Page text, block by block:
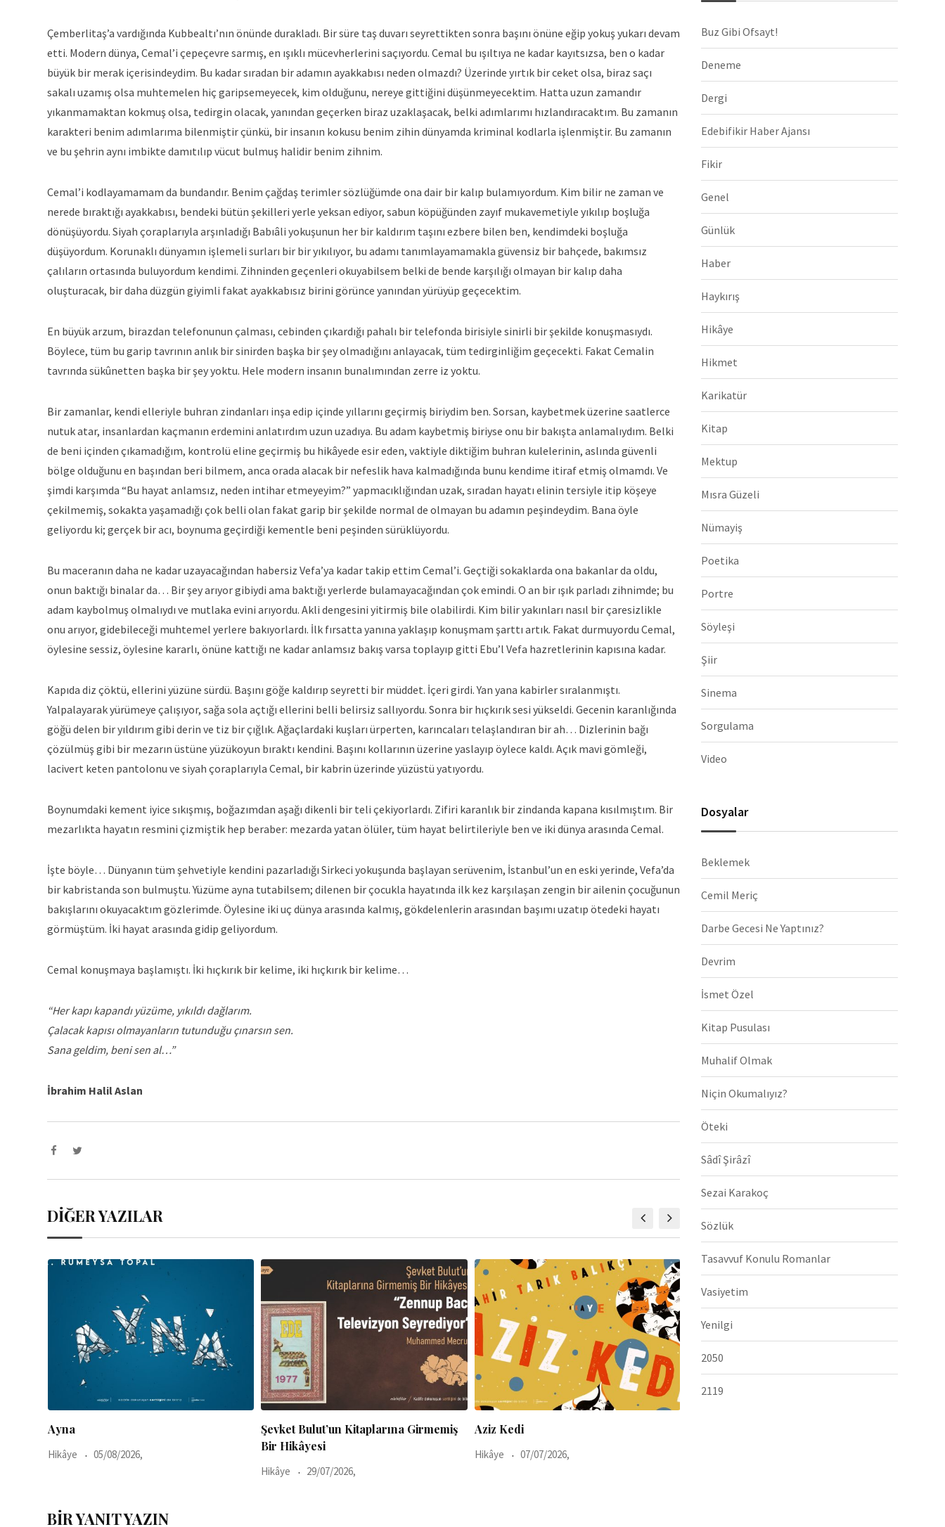
Çemberlitaş’a vardığında Kubbealtı’nın önünde durakladı. Bir süre taş duvarı seyrettikten sonra başını önüne eğip yokuş yukarı devam
etti. Modern dünya, Cemal’i çepeçevre sarmış, en ışıklı mücevherlerini saçıyordu. Cemal bu ışıltıya ne kadar kayıtsızsa, ben o kadar
büyük bir merak içerisindeydim. Bu kadar sıradan bir adamın ayakkabısı neden olmazdı? Üzerinde yırtık bir ceket olsa, biraz saçı
sakalı uzamış olsa muhtemelen hiç garipsemeyecek, kim olduğunu, nereye gittiğini düşünmeyecektim. Hatta uzun zamandır
yıkanmamaktan kokmuş olsa, tedirgin olacak, yanından geçerken biraz uzaklaşacak, belki adımlarımı hızlandıracaktım. Bu zamanın
karakteri benim adımlarıma bilenmiştir çünkü, bir insanın kokusu benim zihin dünyamda kriminal kodlarla işlenmiştir. Bu zamanın
ve bu şehrin aynı imbikte damıtılıp vücut bulmuş halidir benim zihnim.
Cemal’i kodlayamamam da bundandır. Benim çağdaş terimler sözlüğümde ona dair bir kalıp bulamıyordum. Kim bilir ne zaman ve
nerede bıraktığı ayakkabısı, bendeki bütün şekilleri yerle yeksan ediyor, sabun köpüğünden zayıf mukavemetiyle yıkılıp boşluğa
dönüşüyordu. Siyah çoraplarıyla arşınladığı Babıâli yokuşunun her bir kaldırım taşını ezbere bilen ben, kendimdeki boşluğa
düşüyordum. Korunaklı dünyamın işlemeli surları bir bir yıkılıyor, bu adamı tanımlayamamakla güvensiz bir bahçede, bakımsız
çalıların ortasında buluyordum kendimi. Zihninden geçenleri okuyabilsem belki de bende karşılığı olmayan bir kalıp daha
oluşturacak, bir daha düzgün giyimli fakat ayakkabısız birini görünce yanından yürüyüp geçecektim.
En büyük arzum, birazdan telefonunun çalması, cebinden çıkardığı pahalı bir telefonda birisiyle sinirli bir şekilde konuşmasıydı.
Böylece, tüm bu garip tavrının anlık bir sinirden başka bir şey olmadığını anlayacak, tüm tedirginliğim geçecekti. Fakat Cemalin
tavrında sükûnetten başka bir şey yoktu. Hele modern insanın bunalımından zerre iz yoktu.
Bir zamanlar, kendi elleriyle buhran zindanları inşa edip içinde yıllarını geçirmiş biriydim ben. Sorsan, kaybetmek üzerine saatlerce
nutuk atar, insanlardan kaçmanın erdemini anlatırdım uzun uzadıya. Bu adam kaybetmiş biriyse onu bir bakışta anlamalıydım. Belki
de beni içinden çıkamadığım, kontrolü eline geçirmiş bu hikâyede esir eden, vaktiyle diktiğim buhran kulelerinin, aslında güvenli
bölge olduğunu en başından beri bilmem, anca orada alacak bir nefeslik hava kalmadığında bunu kendime itiraf etmiş olmamdı. Ve
şimdi karşımda “Bu hayat anlamsız, neden intihar etmeyeyim?” yapmacıklığından uzak, sıradan hayatı elinin tersiyle itip köşeye
çekilmemiş, sokakta yaşamadığı çok belli olan fakat garip bir şekilde normal de olmayan bu adamın peşindeydim. Bana öyle
geliyordu ki; gerçek bir acı, boynuma geçirdiği kementle beni peşinden sürüklüyordu.
Bu maceranın daha ne kadar uzayacağından habersiz Vefa’ya kadar takip ettim Cemal’i. Geçtiği sokaklarda ona bakanlar da oldu,
onun baktığı binalar da… Bir şey arıyor gibiydi ama baktığı yerlerde bulamayacağından çok emindi. O an bir ışık parladı zihnimde; bu
adam kaybolmuş olmalıydı ve mutlaka evini arıyordu. Akli dengesini yitirmiş bile olabilirdi. Kim bilir yakınları nasıl bir çaresizlikle
onu arıyor, gidebileceği muhtemel yerlere bakıyorlardı. İlk fırsatta yanına yaklaşıp konuşmam şarttı artık. Fakat durmuyordu Cemal,
öylesine sessiz, öylesine kararlı, önüne kattığı ne kadar anlamsız bakış varsa toplayıp gitti Ebu’l Vefa hazretlerinin kapısına kadar.
Kapıda diz çöktü, ellerini yüzüne sürdü. Başını göğe kaldırıp seyretti bir müddet. İçeri girdi. Yan yana kabirler sıralanmıştı.
Yalpalayarak yürümeye çalışıyor, sağa sola açtığı ellerini belli belirsiz sallıyordu. Sonra bir hıçkırık sesi yükseldi. Gecenin karanlığında
göğü delen bir yıldırım gibi derin ve tiz bir çığlık. Ağaçlardaki kuşları ürperten, karıncaları telaşlandıran bir ah… Dizlerinin bağı
çözülmüş gibi bir mezarın üstüne yüzükoyun bıraktı kendini. Başını kollarının üzerine yaslayıp öylece kaldı. Açık mavi gömleği,
lacivert keten pantolonu ve siyah çoraplarıyla Cemal, bir kabrin üzerinde yüzüstü yatıyordu.
Boynumdaki kement iyice sıkışmış, boğazımdan aşağı dikenli bir teli çekiyorlardı. Zifiri karanlık bir zindanda kapana kısılmıştım. Bir
mezarlıkta hayatın resmini çizmiştik hep beraber: mezarda yatan ölüler, tüm hayat belirtileriyle ben ve iki dünya arasında Cemal.
İşte böyle… Dünyanın tüm şehvetiyle kendini pazarladığı Sirkeci yokuşunda başlayan serüvenim, İstanbul’un en eski yerinde, Vefa’da
bir kabristanda son bulmuştu. Yüzüme ayna tutabilsem; dilenen bir çocukla hayatında ilk kez karşılaşan zengin bir ailenin çocuğunun
bakışlarını okuyacaktım gözlerimde. Öylesine iki uç dünya arasında kalmış, gökdelenlerin arasından başımı uzatıp ötedeki hayatı
görmüştüm. İki hayat arasında gidip geliyordum.
Cemal konuşmaya başlamıştı. İki hıçkırık bir kelime, iki hıçkırık bir kelime…
“Her kapı kapandı yüzüme, yıkıldı dağlarım.
Çalacak kapısı olmayanların tutunduğu çınarsın sen.
Sana geldim, beni sen al…”
İbrahim Halil Aslan
DİĞER YAZILAR
Şevket Bulut’un Kitaplarına Girmemiş
Aziz Kedi
Hikâye 07/07/2026,
Boğaz İçi Şıngır Mıngır
Hikâye 24/06/2026,
BIR YANIT YAZIN
Buz Gibi Ofsayt!
Deneme
Dergi
Edebifikir Haber Ajansı
Fikir
Genel
Günlük
Haber
Haykırış
Hikâye
Hikmet
Karikatür
Kitap
Mektup
Mısra Güzeli
Nümayiş
Poetika
Portre
Söyleşi
Şiir
Sinema
Sorgulama
Video
Dosyalar
Beklemek
Cemil Meriç
Darbe Gecesi Ne Yaptınız?
Devrim
İsmet Özel
Kitap Pusulası
Muhalif Olmak
Niçin Okumalıyız?
Öteki
Sâdî Şirâzî
Sezai Karakoç
Sözlük
Tasavvuf Konulu Romanlar
Vasiyetim
Yenilgi
2050
2119